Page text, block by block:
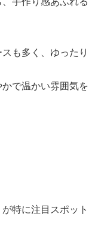
も多く、ゆったり
で温かい雰囲気を
が特に注目スポット